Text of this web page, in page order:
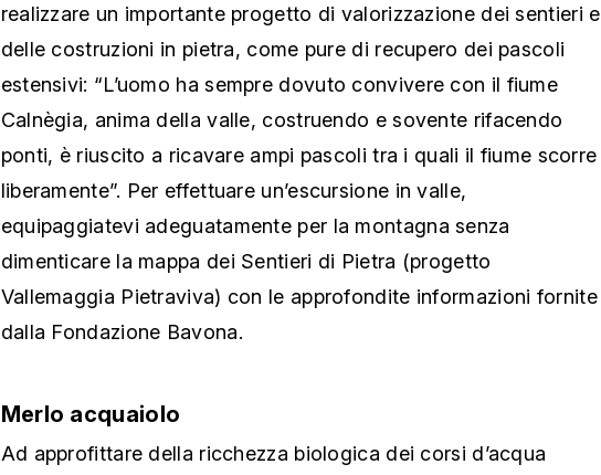
realizzare un importante progetto di valorizzazione dei sentieri e
delle costruzioni in pietra, come pure di recupero dei pascoli
estensivi: “L’uomo ha sempre dovuto convivere con il fiume
Calnègia, anima della valle, costruendo e sovente rifacendo
ponti, è riuscito a ricavare ampi pascoli tra i quali il fiume scorre
liberamente”. Per effettuare un’escursione in valle,
equipaggiatevi adeguatamente per la montagna senza
dimenticare la mappa dei Sentieri di Pietra (progetto
Vallemaggia Pietraviva) con le approfondite informazioni fornite
dalla Fondazione Bavona.
Merlo acquaiolo
Ad approfittare della ricchezza biologica dei corsi d’acqua